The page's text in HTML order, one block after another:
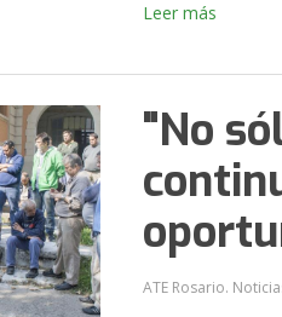
Leer más
"No
ATE Rosario.